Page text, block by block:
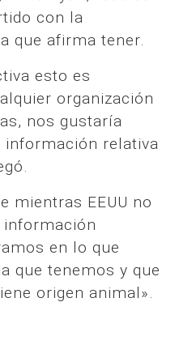
con la
que afirma tener.
esto es
organización
nos gustaría
relativa
mientras EEUU no
en lo que
que tenemos y que
origen animal».